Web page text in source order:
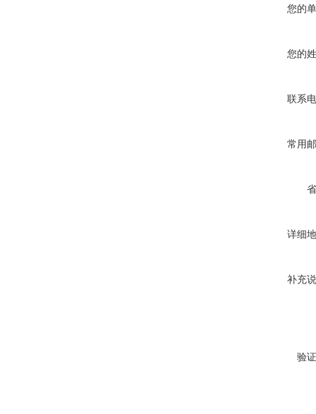
您的
您的
联系
常用
详细
补充
验